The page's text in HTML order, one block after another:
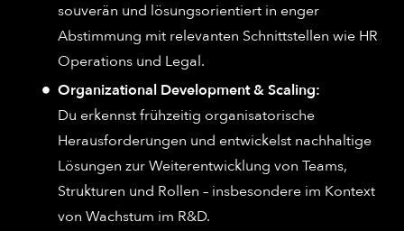
souverän und lösungsorientiert in enger
Abstimmung mit relevanten Schnittstellen wie HR
Operations und Legal.
Organizational Development & Scaling:
Du erkennst frühzeitig organisatorische
Herausforderungen und entwickelst nachhaltige
Lösungen zur Weiterentwicklung von Teams,
Strukturen und Rollen – insbesondere im Kontext
von Wachstum im R&D.